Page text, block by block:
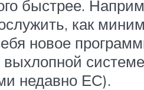
быстрее.
как
новое
недавно ЕС).